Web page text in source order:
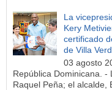
La
Kery
certificado
de Villa
03 agosto
República Dominicana. -
Raquel Peña; el alcalde,